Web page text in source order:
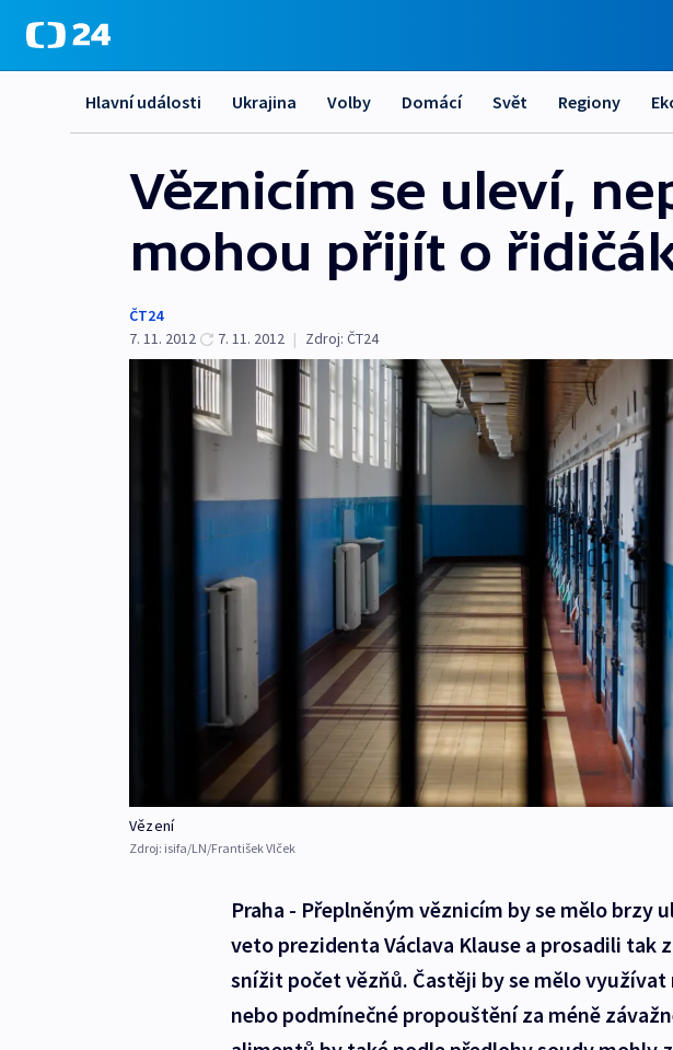
Hlavní události Ukrajina Volby Domácí Svět Regiony
Věznicím se uleví,
mohou přijít o
ČT24
7. 11. 2012
7. 11. 2012 | Zdroj: ČT24
Vězení
Zdroj: isifa/LN/František Vlček
Praha - Přeplněným věznicím by se mělo brzy
veto prezidenta Václava Klause a prosadili tak
snížit počet vězňů. Častěji by se mělo
nebo podmínečné propouštění za méně